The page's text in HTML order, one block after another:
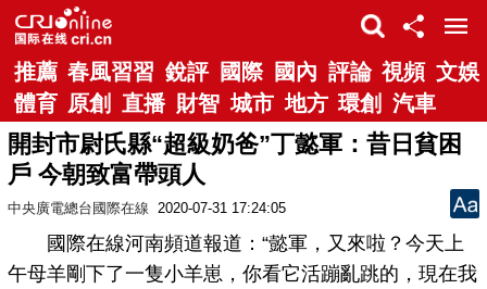
推薦 春風習習 銳評 國際 國內 評論 視頻 文娛
體育 原創 直播 財智 城市 地方 環創 汽車
開封市尉氏縣“超級奶爸”丁懿軍：昔日貧困
戶 今朝致富帶頭人
中央廣電總台國際在線 2020-07-31 17:24:05
國際在線河南頻道報道：“懿軍，又來啦？今天上
午母羊剛下了一隻小羊崽，你看它活蹦亂跳的，現在我